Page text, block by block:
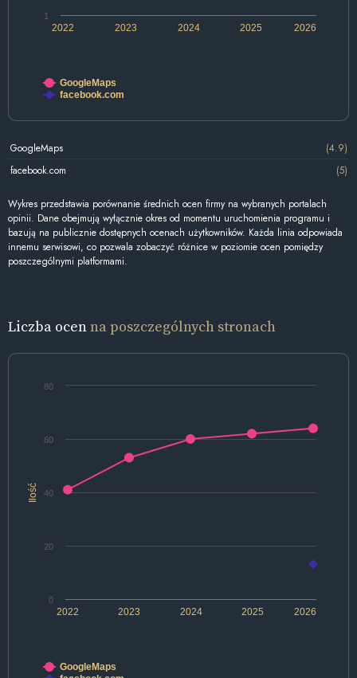
2022 2024 2026
2023 2025
1
GoogleMaps
facebook.com
GoogleMaps
(4.9)
facebook.com
(5)
Wykres przedstawia porównanie średnich ocen firmy na wybranych portalach
opinii. Dane obejmują wyłącznie okres od momentu uruchomienia programu i
bazują na publicznie dostępnych ocenach użytkowników. Każda linia odpowiada
innemu serwisowi, co pozwala zobaczyć różnice w poziomie ocen pomiędzy
poszczególnymi platformami.
Liczba ocenna poszczególnych stronach
Ilość
2022 2024 2026
2023 2025
20
40
60
0
80
GoogleMaps